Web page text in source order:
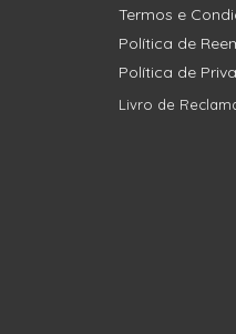
Termos e
Política de
Política de
Livro de